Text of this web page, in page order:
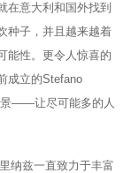
在意大利和国外找到
种子，并且越来越着
能性。更令人惊喜的
成立的Stefano
景——让尽可能多的人
纳兹一直致力于丰富